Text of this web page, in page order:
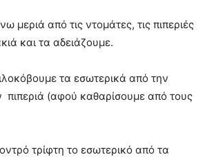
μεριά από τις ντομάτες, τις πιπεριές
και τα αδειάζουμε.
τα εσωτερικά από την
πιπεριά (αφού καθαρίσουμε από τους
τρίφτη το εσωτερικό από τα